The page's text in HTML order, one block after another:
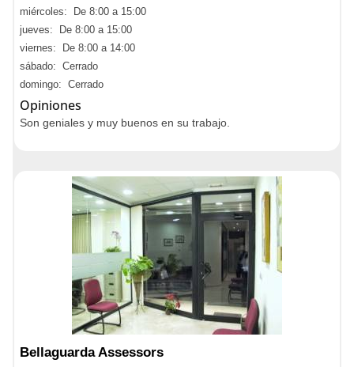
miércoles: De 8:00 a 15:00
jueves: De 8:00 a 15:00
viernes: De 8:00 a 14:00
sábado: Cerrado
domingo: Cerrado
Opiniones
Son geniales y muy buenos en su trabajo.
Bellaguarda Assessors